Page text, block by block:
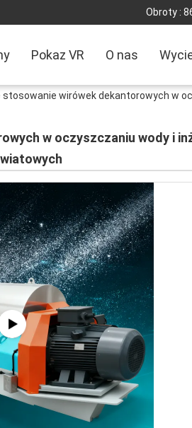
Obroty :
Pokaz VR O nas
wirówek dekantorowych w
w oczyszczaniu wody i